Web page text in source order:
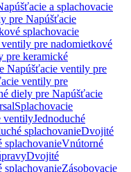
a splachovacie
pre Napúšťacie
splachovacie
pre nadomietkové
pre keramické
Napúšťacie ventily pre
ventily pre
diely pre Napúšťacie
Splachovacie
ventilyJednoduché
splachovanieDvojité
splachovanieVnútorné
Dvojité
splachovanieZásobovacie